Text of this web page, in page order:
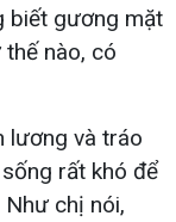
biết gương mặt
nào, có
lương và tráo
rất khó để
chị nói,